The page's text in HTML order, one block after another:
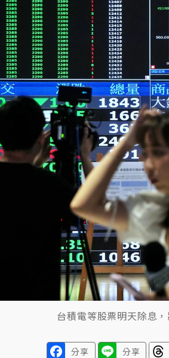
善基金會想增加董事人數！辜仲諒
龍藏經》特展第2檔！今線上預約開
業處長涉圖利渡假村！東檢抗告成
泡湯了！中颱白海豚雨彈轟3天 「
台積電等股票明天除息
分享 分享